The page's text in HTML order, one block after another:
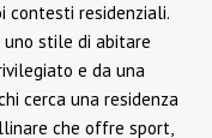
contesti residenziali.
uno stile di abitare
e da una
cerca una residenza
che offre sport,